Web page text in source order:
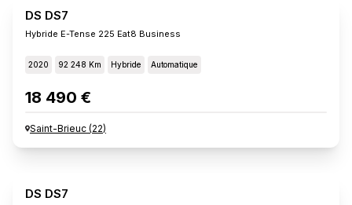
DS DS7
Hybride E-Tense 225 Eat8 Business
2020 92 248 Km Hybride Automatique
18 490 €
Saint-Brieuc (22)
DS DS7